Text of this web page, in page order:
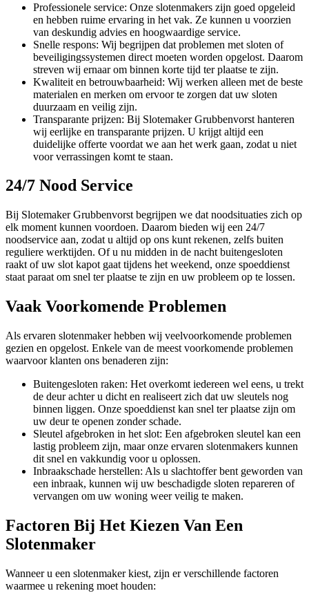
Professionele service: Onze slotenmakers zijn goed opgeleid
en hebben ruime ervaring in het vak. Ze kunnen u voorzien
van deskundig advies en hoogwaardige service.
Snelle respons: Wij begrijpen dat problemen met sloten of
beveiligingssystemen direct moeten worden opgelost. Daarom
streven wij ernaar om binnen korte tijd ter plaatse te zijn.
Kwaliteit en betrouwbaarheid: Wij werken alleen met de beste
materialen en merken om ervoor te zorgen dat uw sloten
duurzaam en veilig zijn.
Transparante prijzen: Bij Slotemaker Grubbenvorst hanteren
wij eerlijke en transparante prijzen. U krijgt altijd een
duidelijke offerte voordat we aan het werk gaan, zodat u niet
voor verrassingen komt te staan.
24/7 Nood Service
Bij Slotemaker Grubbenvorst begrijpen we dat noodsituaties zich op
elk moment kunnen voordoen. Daarom bieden wij een 24/7
noodservice aan, zodat u altijd op ons kunt rekenen, zelfs buiten
reguliere werktijden. Of u nu midden in de nacht buitengesloten
raakt of uw slot kapot gaat tijdens het weekend, onze spoeddienst
staat paraat om snel ter plaatse te zijn en uw probleem op te lossen.
Vaak Voorkomende Problemen
Als ervaren slotenmaker hebben wij veelvoorkomende problemen
gezien en opgelost. Enkele van de meest voorkomende problemen
waarvoor klanten ons benaderen zijn:
Buitengesloten raken: Het overkomt iedereen wel eens, u trekt
de deur achter u dicht en realiseert zich dat uw sleutels nog
binnen liggen. Onze spoeddienst kan snel ter plaatse zijn om
uw deur te openen zonder schade.
Sleutel afgebroken in het slot: Een afgebroken sleutel kan een
lastig probleem zijn, maar onze ervaren slotenmakers kunnen
dit snel en vakkundig voor u oplossen.
Inbraakschade herstellen: Als u slachtoffer bent geworden van
een inbraak, kunnen wij uw beschadigde sloten repareren of
vervangen om uw woning weer veilig te maken.
Factoren Bij Het Kiezen Van Een
Slotenmaker
Wanneer u een slotenmaker kiest, zijn er verschillende factoren
waarmee u rekening moet houden: